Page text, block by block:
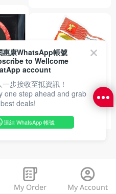
洲冰
堡
金豬嘜急凍咸豬手
$65.00
My Order My Account
惠康WhatsApp帳號
to Wellcome
account
一步接收至抵資訊！
one step ahead and grab
deals!
連結 WhatsApp 帳號